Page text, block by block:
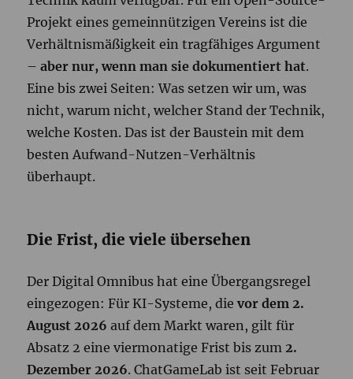
Projekt eines gemeinnützigen Vereins ist die
Verhältnismäßigkeit ein tragfähiges Argument
–aber nur, wenn man sie dokumentiert hat.
Eine bis zwei Seiten: Was setzen wir um, was
nicht, warum nicht, welcher Stand der Technik,
welche Kosten. Das ist der Baustein mit dem
besten Aufwand-Nutzen-Verhältnis
überhaupt.
Die Frist, die viele übersehen
Der Digital Omnibus hat eine Übergangsregel
eingezogen: Für KI-Systeme, dievor dem 2.
August 2026 auf dem Markt waren, gilt für
Absatz 2 eine viermonatige Frist bis zum2.
Dezember 2026. ChatGameLab ist seit Februar